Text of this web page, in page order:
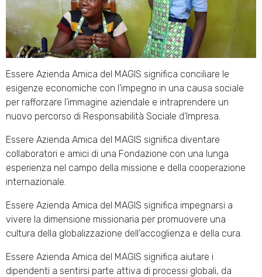
Essere Azienda Amica del MAGIS significa conciliare le
esigenze economiche con l’impegno in una causa sociale
per rafforzare l’immagine aziendale e intraprendere un
nuovo percorso di Responsabilità Sociale d’Impresa.
Essere Azienda Amica del MAGIS significa diventare
collaboratori e amici di una Fondazione con una lunga
esperienza nel campo della missione e della cooperazione
internazionale.
Essere Azienda Amica del MAGIS significa impegnarsi a
vivere la dimensione missionaria per promuovere una
cultura della globalizzazione dell’accoglienza e della cura.
Essere Azienda Amica del MAGIS significa aiutare i
dipendenti a sentirsi parte attiva di processi globali, da